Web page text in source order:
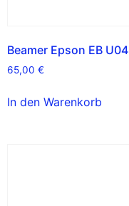
Beamer Epson EB U04
65,00 €
In den Warenkorb